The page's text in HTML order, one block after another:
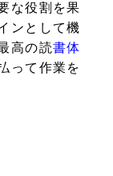
な役割を果
ンとして機
高の読書体
って作業を